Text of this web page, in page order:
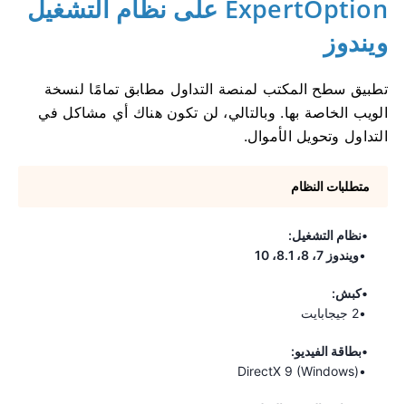
ExpertOption على نظام التشغيل
ويندوز
تطبيق سطح المكتب لمنصة التداول مطابق تمامًا لنسخة
الويب الخاصة بها. وبالتالي، لن تكون هناك أي مشاكل في
التداول وتحويل الأموال.
متطلبات النظام
نظام التشغيل:
ويندوز 7، 8، 8.1، 10
كبش:
2 جيجابايت
بطاقة الفيديو:
DirectX 9 (Windows)